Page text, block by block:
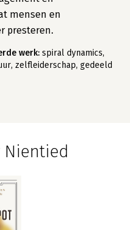
mensen en
presteren.
werk: spiral dynamics,
zelfleiderschap, gedeeld
Nientied